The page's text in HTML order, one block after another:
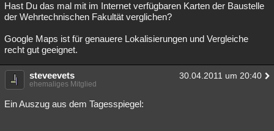
Hast Du das mal mit im Internet verfügbaren Karten der Baustelle
der Wehrtechnischen Fakultät verglichen?
Google Maps ist für genauere Lokalisierungen und Vergleiche
recht gut geeignet.
steveevets 30.04.2011 um 20:40
ehemaliges Mitglied
Ein Auszug aus dem Tagesspiegel: